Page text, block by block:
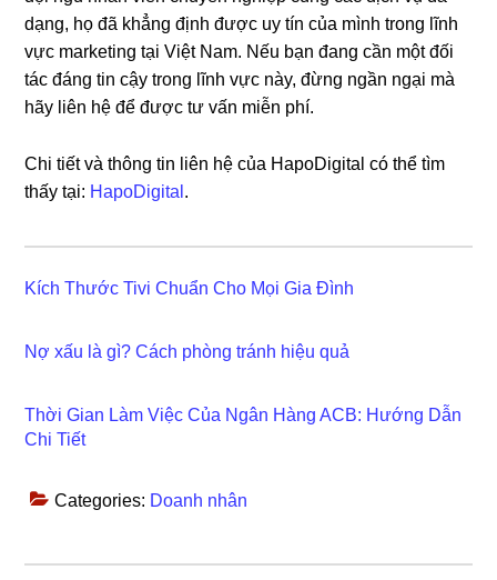
dạng, họ đã khẳng định được uy tín của mình trong lĩnh
vực marketing tại Việt Nam. Nếu bạn đang cần một đối
tác đáng tin cậy trong lĩnh vực này, đừng ngần ngại mà
hãy liên hệ để được tư vấn miễn phí.
Chi tiết và thông tin liên hệ của HapoDigital có thể tìm
thấy tại: HapoDigital .
Kích Thước Tivi Chuẩn Cho Mọi Gia Đình
Nợ xấu là gì? Cách phòng tránh hiệu quả
Thời Gian Làm Việc Của Ngân Hàng ACB: Hướng Dẫn
Chi Tiết
Categories: Doanh nhân